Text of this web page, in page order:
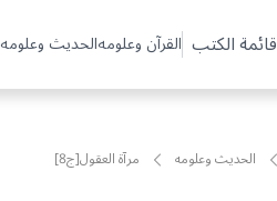
قائمة الكتب القرآن وعلومهالحديث وعلومه
الحديث وعلومه مرآة العقول[ج8]